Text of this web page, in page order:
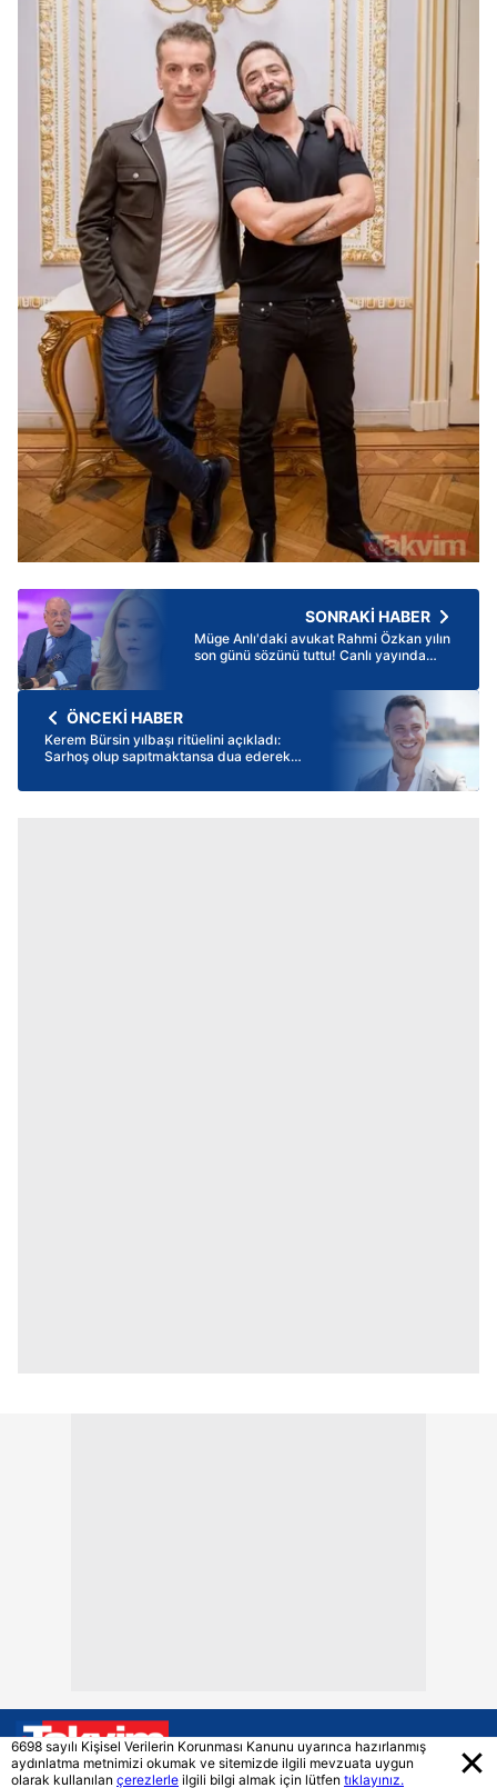
SONRAKİ HABER
Müge Anlı'daki avukat Rahmi Özkan yılın
son günü sözünü tuttu! Canlı yayında
ÖNCEKİ HABER
Kerem Bürsin yılbaşı ritüelini açıkladı:
Sarhoş olup sapıtmaktansa dua ederek...
6698 sayılı Kişisel Verilerin Korunması Kanunu uyarınca hazırlanmış
aydınlatma metnimizi okumak ve sitemizde ilgili mevzuata uygun
olarak kullanılan çerezlerle ilgili bilgi almak için lütfen tıklayınız.